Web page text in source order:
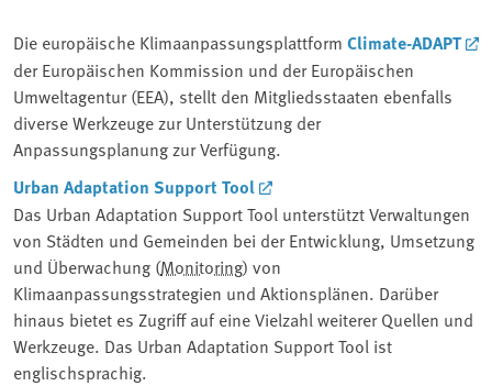
Die europäische Klimaanpassungsplattform Climate-ADAPT
der Europäischen Kommission und der Europäischen
Umweltagentur (EEA), stellt den Mitgliedsstaaten ebenfalls
diverse Werkzeuge zur Unterstützung der
Anpassungsplanung zur Verfügung.
Urban Adaptation Support Tool
Das Urban Adaptation Support Tool unterstützt Verwaltungen
von Städten und Gemeinden bei der Entwicklung, Umsetzung
und Überwachung (Monitoring) von
Klimaanpassungsstrategien und Aktionsplänen. Darüber
hinaus bietet es Zugriff auf eine Vielzahl weiterer Quellen und
Werkzeuge. Das Urban Adaptation Support Tool ist
englischsprachig.